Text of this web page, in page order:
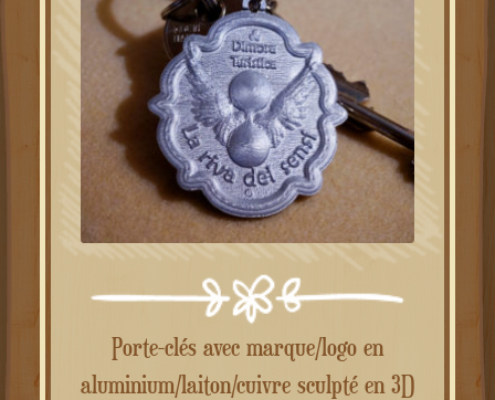
Porte-clés avec marque/logo en
aluminium/laiton/cuivre sculpté en 3D